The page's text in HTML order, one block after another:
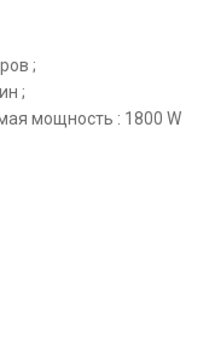
;
;
мощность : 1800 W